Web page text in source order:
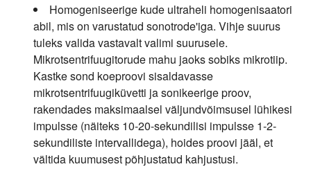
Homogeniseerige kude ultraheli homogenisaatori
abil, mis on varustatud sonotrode'iga. Vihje suurus
tuleks valida vastavalt valimi suurusele.
Mikrotsentrifuugitorude mahu jaoks sobiks mikrotiip.
Kastke sond koeproovi sisaldavasse
mikrotsentrifuugiküvetti ja sonikeerige proov,
rakendades maksimaalsel väljundvõimsusel lühikesi
impulsse (näiteks 10-20-sekundilisi impulsse 1-2-
sekundiliste intervallidega), hoides proovi jääl, et
vältida kuumusest põhjustatud kahjustusi.